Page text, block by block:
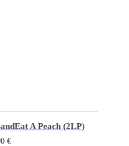
Eat A Peach (2LP)
€